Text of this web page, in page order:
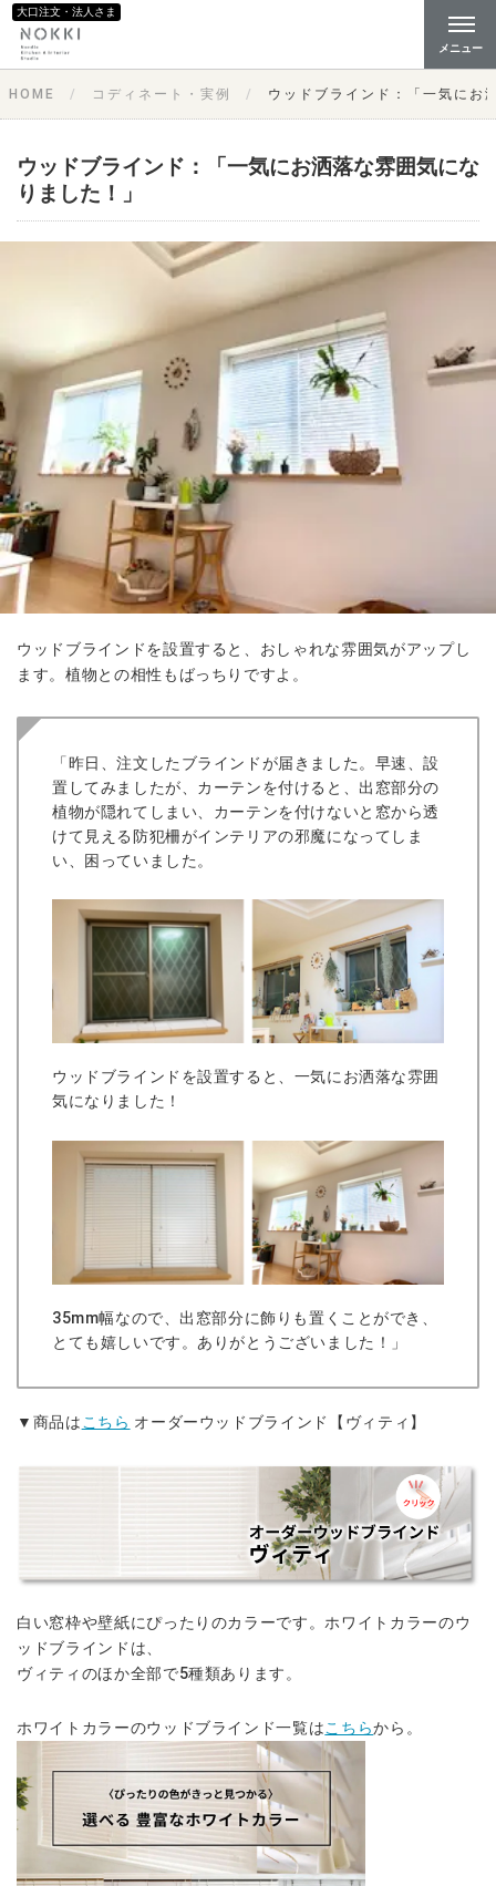
大口注文・法人さま
メニュー
HOME コディネート・実例 ウッドブラインド：「一気にお
ウッドブラインド：「一気にお洒落な雰囲気にな
りました！」
ウッドブラインドを設置すると、おしゃれな雰囲気がアップし
ます。植物との相性もばっちりですよ。
「昨日、注文したブラインドが届きました。 早速、設
置してみましたが、カーテンを付けると、出窓部分の
植物が隠れてしまい、カーテンを付けないと窓から透
けて見える防犯柵がインテリアの邪魔になってしま
い、困っていました。
ウッドブラインドを設置すると、一気にお洒落な雰囲
気になりました！
35mm幅なので、出窓部分に飾りも置くことができ、
とても嬉しいです。ありがとうございました！」
▼商品は こちら オーダーウッドブラインド【ヴィティ】
白い窓枠や壁紙にぴったりのカラーです。ホワイトカラーのウ
ッドブラインドは、
ヴィティのほか全部で5種類あります。
ホワイトカラーのウッドブラインド一覧はこちらから。